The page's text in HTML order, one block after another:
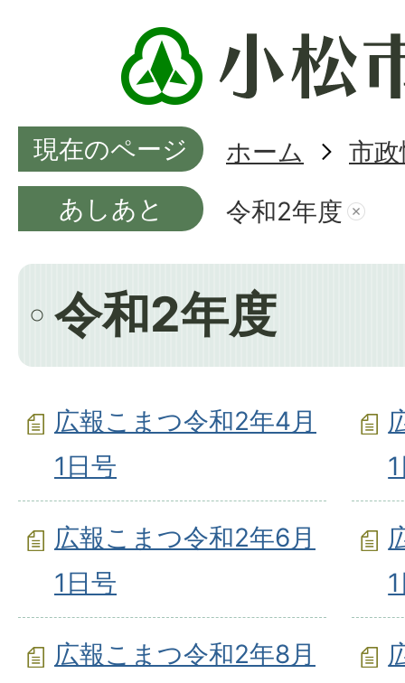
現在のページ ホーム
市
あしあと
令和2年度
令和2年度
広報こまつ令和2年4月
1日号
広報こまつ令和2年6月
1日号
広報こまつ令和2年8月